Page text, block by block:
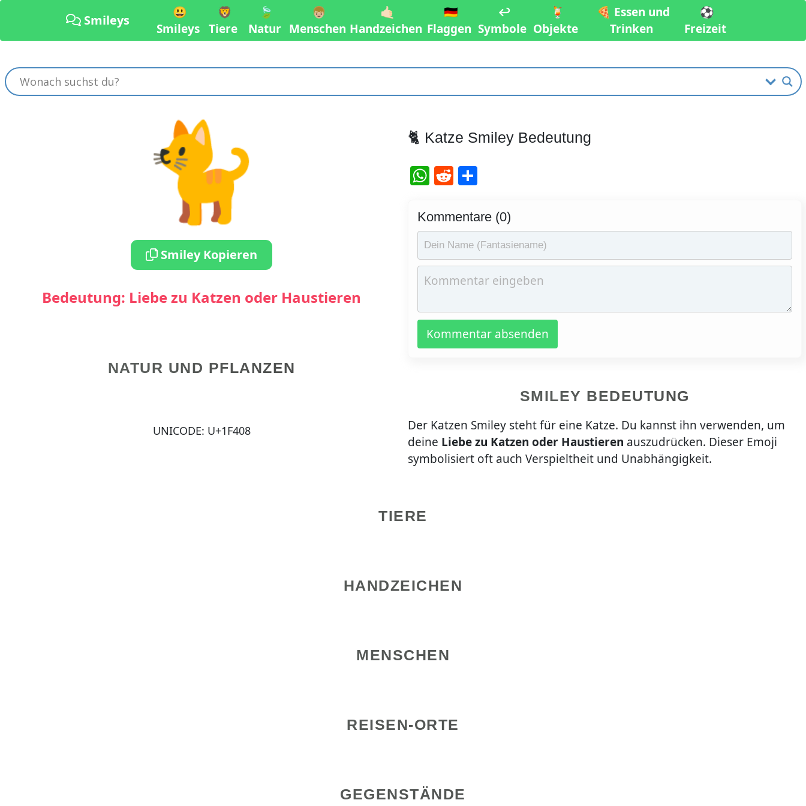
Smileys
😃
Smileys
🦁
Tiere
🍃
Natur
👦🏼
Menschen
🤙🏻
Handzeichen
🇩🇪
Flaggen
↩️
Symbole
🍹
Objekte
🍕 Essen und
Trinken
⚽️
Freizeit
🐈
Smiley Kopieren
Bedeutung: Liebe zu Katzen oder Haustieren
NATUR UND PFLANZEN
UNICODE: U+1F408
🐈 Katze Smiley Bedeutung
WhatsApp
Reddit
Teilen
Kommentare (0)
Kommentar absenden
SMILEY BEDEUTUNG
Der Katzen Smiley steht für eine Katze. Du kannst ihn verwenden, um
deine Liebe zu Katzen oder Haustieren auszudrücken. Dieser Emoji
symbolisiert oft auch Verspieltheit und Unabhängigkeit.
TIERE
HANDZEICHEN
MENSCHEN
REISEN-ORTE
GEGENSTÄNDE